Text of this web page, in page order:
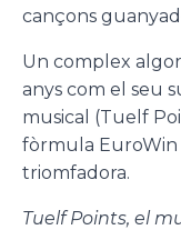
cançons
Un complex
anys com el seu
musical (Tuelf
fòrmula
triomfadora.
Tuelf Points, el